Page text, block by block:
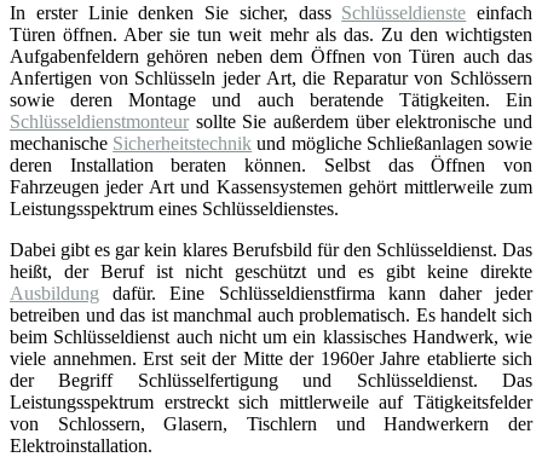
In erster Linie denken Sie sicher, dass Schlüsseldienste einfach
Türen öffnen. Aber sie tun weit mehr als das. Zu den wichtigsten
Aufgabenfeldern gehören neben dem Öffnen von Türen auch das
Anfertigen von Schlüsseln jeder Art, die Reparatur von Schlössern
sowie deren Montage und auch beratende Tätigkeiten. Ein
Schlüsseldienstmonteur sollte Sie außerdem über elektronische und
mechanische Sicherheitstechnik und mögliche Schließanlagen sowie
deren Installation beraten können. Selbst das Öffnen von
Fahrzeugen jeder Art und Kassensystemen gehört mittlerweile zum
Leistungsspektrum eines Schlüsseldienstes.
Dabei gibt es gar kein klares Berufsbild für den Schlüsseldienst. Das
heißt, der Beruf ist nicht geschützt und es gibt keine direkte
Ausbildung dafür. Eine Schlüsseldienstfirma kann daher jeder
betreiben und das ist manchmal auch problematisch. Es handelt sich
beim Schlüsseldienst auch nicht um ein klassisches Handwerk, wie
viele annehmen. Erst seit der Mitte der 1960er Jahre etablierte sich
der Begriff Schlüsselfertigung und Schlüsseldienst. Das
Leistungsspektrum erstreckt sich mittlerweile auf Tätigkeitsfelder
von Schlossern, Glasern, Tischlern und Handwerkern der
Elektroinstallation.